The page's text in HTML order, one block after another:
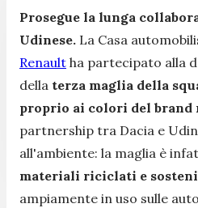
Prosegue la lunga
Udinese. La Casa
Renault ha partecipato alla
della terza maglia della
proprio ai colori del brand
partnership tra Dacia e
all'ambiente: la maglia è
materiali riciclati e
ampiamente in uso sulle